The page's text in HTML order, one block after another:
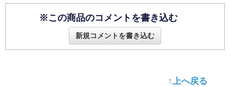
※この商品のコメントを書き込む
新規コメントを書き込む
↑上へ戻る